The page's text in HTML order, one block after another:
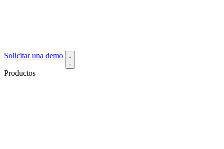
Solicitar una demo
Productos